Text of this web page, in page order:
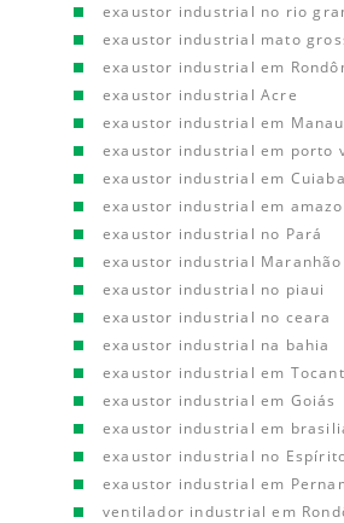
exaustor industrial no rio
exaustor industrial mato
exaustor industrial em
exaustor industrial Acre
exaustor industrial em
exaustor industrial em porto
exaustor industrial em Cuiaba
exaustor industrial em
exaustor industrial no Pará
exaustor industrial Maranhão
exaustor industrial no piaui
exaustor industrial no ceara
exaustor industrial na bahia
exaustor industrial em
exaustor industrial em Goiás
exaustor industrial em
exaustor industrial no
exaustor industrial em
ventilador industrial em